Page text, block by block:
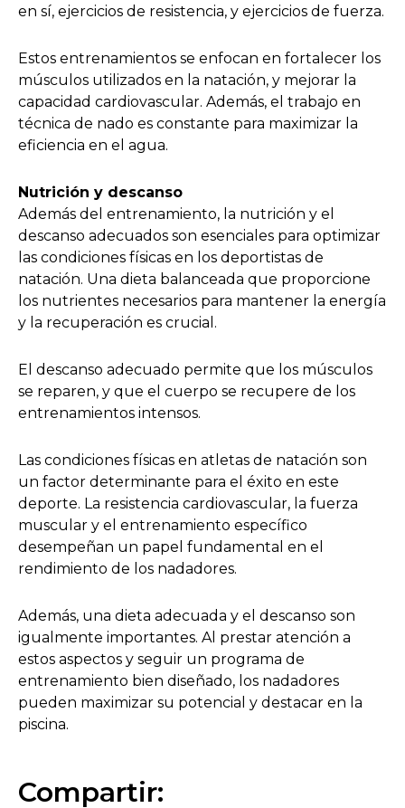
en sí, ejercicios de resistencia, y ejercicios de fuerza.
Estos entrenamientos se enfocan en fortalecer los
músculos utilizados en la natación, y mejorar la
capacidad cardiovascular. Además, el trabajo en
técnica de nado es constante para maximizar la
eficiencia en el agua.
Nutrición y descanso
Además del entrenamiento, la nutrición y el
descanso adecuados son esenciales para optimizar
las condiciones físicas en los deportistas de
natación. Una dieta balanceada que proporcione
los nutrientes necesarios para mantener la energía
y la recuperación es crucial.
El descanso adecuado permite que los músculos
se reparen, y que el cuerpo se recupere de los
entrenamientos intensos.
Las condiciones físicas en atletas de natación son
un factor determinante para el éxito en este
deporte. La resistencia cardiovascular, la fuerza
muscular y el entrenamiento específico
desempeñan un papel fundamental en el
rendimiento de los nadadores.
Además, una dieta adecuada y el descanso son
igualmente importantes. Al prestar atención a
estos aspectos y seguir un programa de
entrenamiento bien diseñado, los nadadores
pueden maximizar su potencial y destacar en la
piscina.
Compartir: